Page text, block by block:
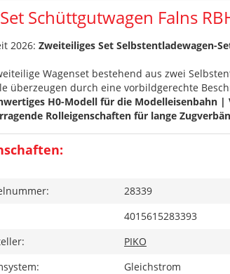
Schüttgutwagen Falns
2026: Zweiteiliges Set Selbstentladewagen-
Wagenset bestehend aus zwei
überzeugen durch eine vorbildgerechte
H0-Modell für die Modelleisenbahn
Rolleigenschaften für lange
28339
4015615283393
PIKO
Gleichstrom